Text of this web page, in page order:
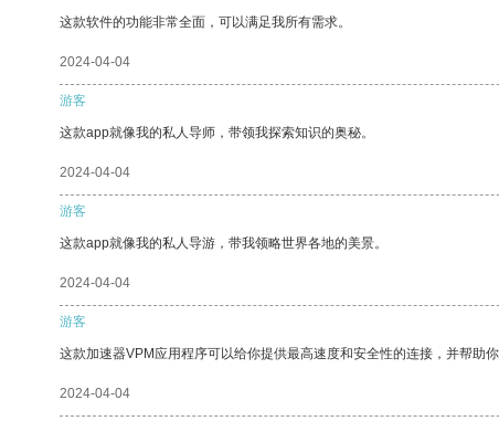
这款软件的功能非常全面，可以满足我所有需求。
2024-04-04
游客
这款app就像我的私人导师，带领我探索知识的奥秘。
2024-04-04
游客
这款app就像我的私人导游，带我领略世界各地的美景。
2024-04-04
游客
这款加速器VPM应用程序可以给你提供最高速度和安全性的连接，并帮助你
2024-04-04